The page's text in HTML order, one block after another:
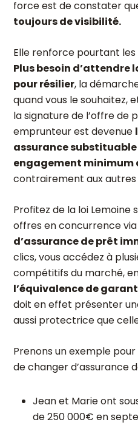
force est de constater
toujours de visibilité.
Elle renforce pourtant
Plus besoin d’attendre
pour résilier, la
quand vous le souhaitez,
la signature de l’offre de
emprunteur est devenue
assurance
engagement minimum
contrairement aux autres
Profitez de la loi
offres en concurrence
d’assurance de prêt
clics, vous accédez à
compétitifs du marché,
l’équivalence de
doit en effet présenter
aussi protectrice que
Prenons un exemple
de changer d’assurance
Jean et Marie ont
de 250 000€ en